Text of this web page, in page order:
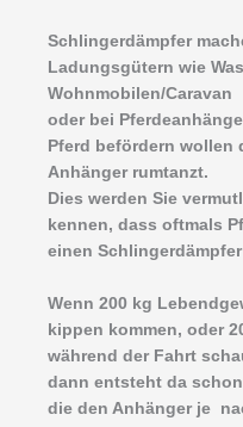
Schlingerdämpfer
Ladungsgütern wie
Wohnmobilen/Caravan
oder bei
Pferd befördern wollen
Anhänger rumtanzt.
Dies werden Sie
kennen, dass oftmals
einen
Wenn 200 kg
kippen kommen, oder
während der Fahrt
dann entsteht da
die den Anhänger je